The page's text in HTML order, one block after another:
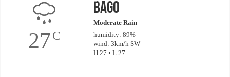
27C
Bago
Moderate Rain
humidity: 89%
wind: 3km/h SW
H 27 • L 27